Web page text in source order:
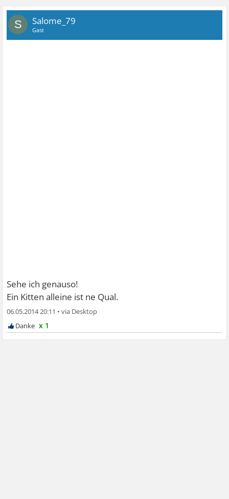
S Salome_79
Gast
Sehe ich genauso!
Ein Kitten alleine ist ne Qual.
06.05.2014 20:11 •
x 1